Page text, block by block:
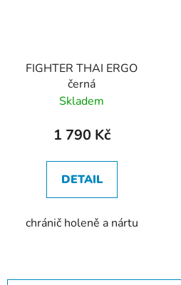
FIGHTER THAI ERGO
černá
Skladem
1 790 Kč
DETAIL
chránič holeně a nártu